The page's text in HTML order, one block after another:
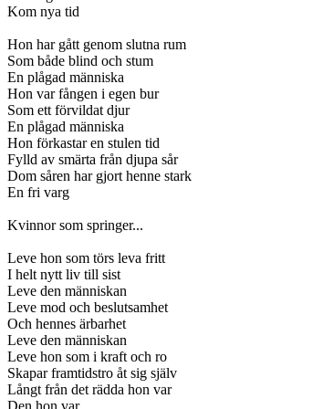
Kom nya tid
Hon har gått genom slutna rum
Som både blind och stum
En plågad människa
Hon var fången i egen bur
Som ett förvildat djur
En plågad människa
Hon förkastar en stulen tid
Fylld av smärta från djupa sår
Dom såren har gjort henne stark
En fri varg
Kvinnor som springer...
Leve hon som törs leva fritt
I helt nytt liv till sist
Leve den människan
Leve mod och beslutsamhet
Och hennes ärbarhet
Leve den människan
Leve hon som i kraft och ro
Skapar framtidstro åt sig själv
Långt från det rädda hon var